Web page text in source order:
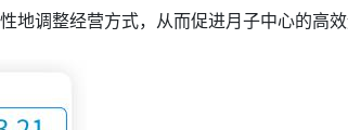
地调整经营方式，从而促进月子中心的高